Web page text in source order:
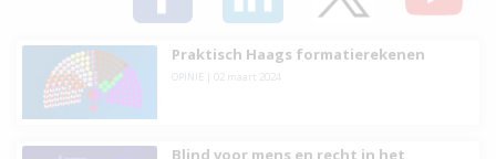
Praktisch Haags formatierekenen
OPINIE 02 maart 2024